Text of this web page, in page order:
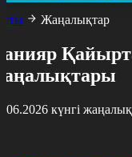
Жаңалықтар
күнгі